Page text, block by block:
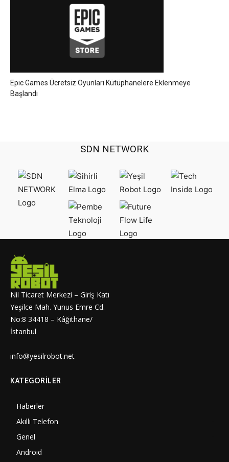
Epic Games Ücretsiz Oyunları Kütüphanelere Eklenmeye
Başlandı
SDN NETWORK
Nil Ticaret Merkezi – Giriş Katı
Yeşilce Mah. Yunus Emre Cd.
No:8 34418 – Kâğıthane/
İstanbul
info@yesilrobot.net
KATEGORILER
Haberler
Akıllı Telefon
Genel
Android